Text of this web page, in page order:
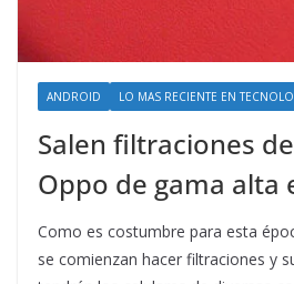
ANDROID LO MAS RECIENTE EN
Salen filtraciones
Oppo de gama alta
Como es costumbre para esta
se comienzan hacer filtraciones y